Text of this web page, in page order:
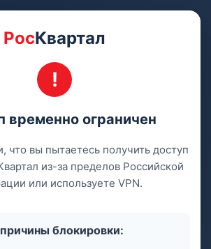
РосКвартал
временно ограничен
вы пытаетесь получить доступ
из-за пределов Российской
или используете VPN.
блокировки: